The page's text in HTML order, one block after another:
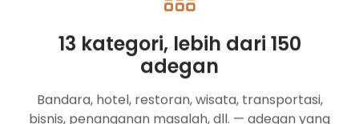
13 kategori, lebih dari 150
adegan
Bandara, hotel, restoran, wisata, transportasi,
bisnis, penanganan masalah, dll. — adegan yang